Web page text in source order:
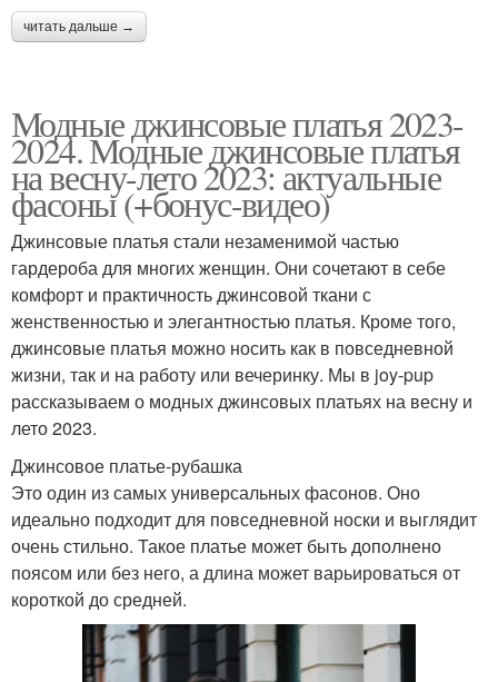
читать дальше →
Модные джинсовые платья 2023-
2024. Модные джинсовые платья
на весну-лето 2023: актуальные
фасоны (+бонус-видео)
Джинсовые платья стали незаменимой частью
гардероба для многих женщин. Они сочетают в себе
комфорт и практичность джинсовой ткани с
женственностью и элегантностью платья. Кроме того,
джинсовые платья можно носить как в повседневной
жизни, так и на работу или вечеринку. Мы в joy-pup
рассказываем о модных джинсовых платьях на весну и
лето 2023.
Джинсовое платье-рубашка
Это один из самых универсальных фасонов. Оно
идеально подходит для повседневной носки и выглядит
очень стильно. Такое платье может быть дополнено
поясом или без него, а длина может варьироваться от
короткой до средней.